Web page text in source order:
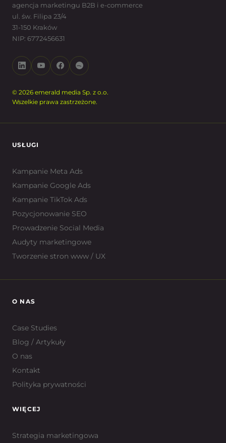
agencja marketingu B2B i e-commerce
ul. św. Filipa 23/4
31-150 Kraków
NIP: 6772456631
© 2026 emerald media Sp. z o.o.
Wszelkie prawa zastrzeżone.
USŁUGI
Kampanie Meta Ads
Kampanie Google Ads
Kampanie TikTok Ads
Pozycjonowanie SEO
Prowadzenie Social Media
Audyty marketingowe
Tworzenie stron www / UX
O NAS
Case Studies
Blog / Artykuły
O nas
Kontakt
Polityka prywatności
WIĘCEJ
Strategia marketingowa